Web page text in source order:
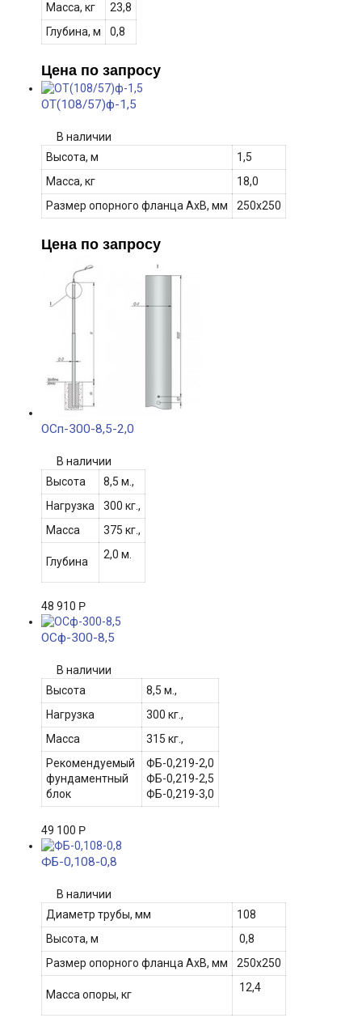
Масса, кг
23,8
Глубина, м
0,8
Цена по запросу
ОТ(108/57)ф-1,5
В наличии
Высота, м
1,5
Масса, кг
18,0
Размер опорного фланца АхВ, мм 250х250
Цена по запросу
ОСп-300-8,5-2,0
В наличии
Высота
8,5 м.,
Нагрузка
300 кг.,
Масса
375 кг.,
Глубина
2,0 м.
48 910 Р
ОСф-300-8,5
В наличии
Высота
8,5 м.,
Нагрузка
300 кг.,
Масса
315 кг.,
Рекомендуемый
фундаментный
блок
ФБ-0,219-2,0
ФБ-0,219-2,5
ФБ-0,219-3,0
49 100 Р
ФБ-0,108-0,8
В наличии
Диаметр трубы, мм
108
Высота, м
0,8
Размер опорного фланца АхВ, мм
250х250
Масса опоры, кг
12,4